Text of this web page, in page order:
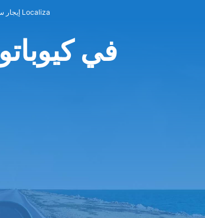
إيجار سيارات Localiza
Localiza في كيوباتو